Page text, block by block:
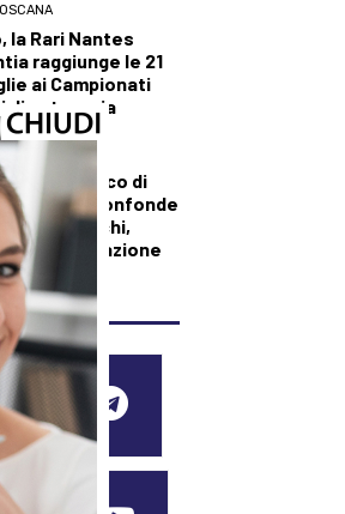
la Rari Nantes
raggiunge le 21
ai Campionati
di categoria
duro attacco di
a Giani: “Confonde
con gli sprechi,
pianificazione